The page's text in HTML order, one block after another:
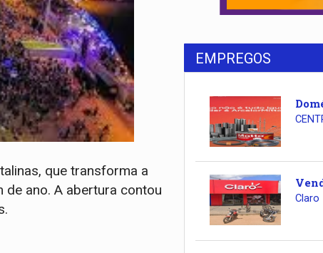
que transforma a
ano. A abertura contou
EMPREGOS
Claro